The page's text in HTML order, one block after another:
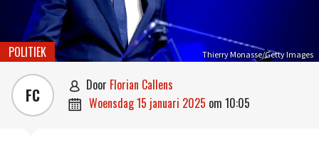
Thierry Monasse/Getty Images
POLITIEK
FC  door Florian Callens
 woensdag 15 januari 2025 om 10:05